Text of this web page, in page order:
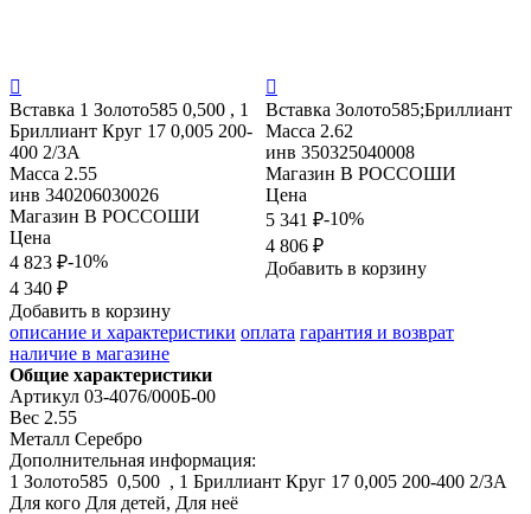

Вставка 1 Золото585 0,500 , 1
Бриллиант Круг 17 0,005 200-
400 2/3А
Масса 2.55
инв 340206030026
Магазин В РОССОШИ
Цена
4 823 ₽-10%
4 340 ₽
Добавить в корзину

Вставка Золото585;Бриллиант
Масса 2.62
инв 350325040008
Магазин В РОССОШИ
Цена
5 341 ₽-10%
4 806 ₽
Добавить в корзину
описание и характеристики оплата гарантия и возврат
наличие в магазине
Общие характеристики
Артикул 03-4076/000Б-00
Вес 2.55
Металл Серебро
Дополнительная информация:
1 Золото585  0,500  , 1 Бриллиант Круг 17 0,005 200-400 2/3А
Для кого Для детей, Для неё